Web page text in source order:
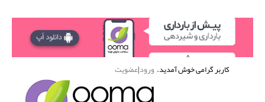
کاربر گرامی خوش آمدید.ورود|عضویت